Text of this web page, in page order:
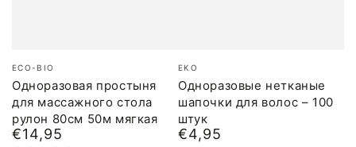
Бренд:
ECO-BIO
Одноразовая простыня
для массажного стола
рулон 80см 50м мягкая
Обычная
€14,95
Бренд:
EKO
Одноразовые нетканые
шапочки для волос – 100
штук
Обычная
€4,95